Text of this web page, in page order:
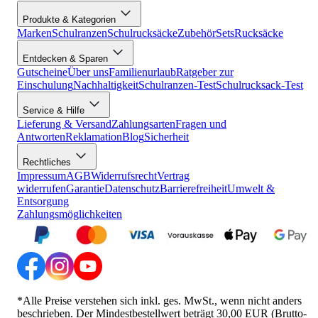
Produkte & Kategorien
MarkenSchulranzenSchulrucksäckeZubehörSetsRucksäcke
Entdecken & Sparen
GutscheineÜber unsFamilienurlaubRatgeber zur
EinschulungNachhaltigkeitSchulranzen-TestSchulrucksack-Test
Service & Hilfe
Lieferung & VersandZahlungsartenFragen und
AntwortenReklamationBlogSicherheit
Rechtliches
ImpressumAGBWiderrufsrechtVertrag
widerrufenGarantieDatenschutzBarrierefreiheitUmwelt &
Entsorgung
Zahlungsmöglichkeiten
*Alle Preise verstehen sich inkl. ges. MwSt., wenn nicht anders
beschrieben. Der Mindestbestellwert beträgt 30,00 EUR (Brutto-